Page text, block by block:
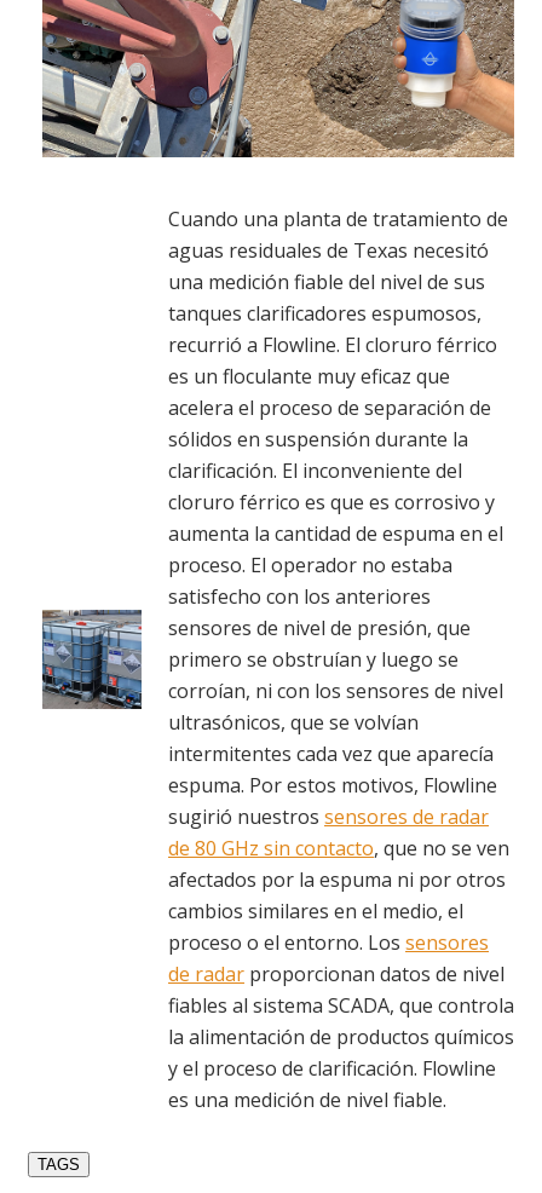
Cuando una planta de tratamiento de
aguas residuales de Texas necesitó
una medición fiable del nivel de sus
tanques clarificadores espumosos,
recurrió a Flowline. El cloruro férrico
es un floculante muy eficaz que
acelera el proceso de separación de
sólidos en suspensión durante la
clarificación. El inconveniente del
cloruro férrico es que es corrosivo y
aumenta la cantidad de espuma en el
proceso. El operador no estaba
satisfecho con los anteriores
sensores de nivel de presión, que
primero se obstruían y luego se
corroían, ni con los sensores de nivel
ultrasónicos, que se volvían
intermitentes cada vez que aparecía
espuma. Por estos motivos, Flowline
sugirió nuestros sensores de radar
de 80 GHz sin contacto, que no se ven
afectados por la espuma ni por otros
cambios similares en el medio, el
proceso o el entorno. Los sensores
de radar proporcionan datos de nivel
fiables al sistema SCADA, que controla
la alimentación de productos químicos
y el proceso de clarificación. Flowline
es una medición de nivel fiable.
TAGS